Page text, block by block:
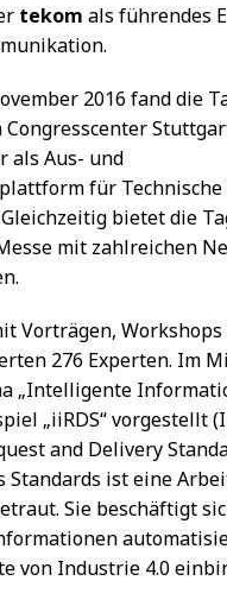
tekom als führendes
2016 fand die
als Aus- und
für Technische
bietet die
mit zahlreichen
Vorträgen,
276 Experten. Im
„Intelligente
„iiRDS“ vorgestellt
and Delivery
Standards ist eine
Sie beschäftigt
von Industrie 4.0